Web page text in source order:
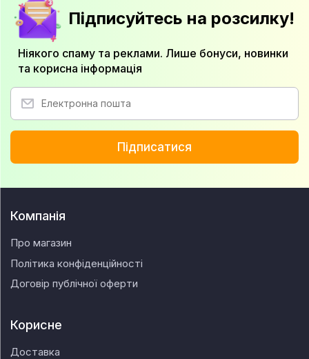
Підписуйтесь на розсилку!
Ніякого спаму та реклами. Лише бонуси, новинки
та корисна інформація
Підписатися
Компанія
Про магазин
Політика конфіденційності
Договір публічної оферти
Корисне
Доставка